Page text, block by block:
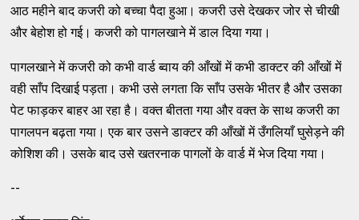
आठ महीने बाद कजरी को बच्चा पैदा हुआ। कजरी उसे देखकर जोर से चीखी
और बेहोश हो गई। कजरी को पागलखाने में डाल दिया गया।
पागलखाने में कजरी को कभी वार्ड ब्वाय की आँखों में कभी डाक्टर की आँखों में
वही साँप दिखाई पड़ता। कभी उसे लगता कि साँप उसके भीतर है और उसका
पेट फाड़कर बाहर आ रहा है। वक्त बीतता गया और वक्त के साथ कजरी का
पागलपन बढ़ता गया। एक बार उसने डाक्टर की आँखों में उँगलियाँ घुसेड़ने की
कोशिश की। उसके बाद उसे खतरनाक पागलों के वार्ड में भेज दिया गया।
--